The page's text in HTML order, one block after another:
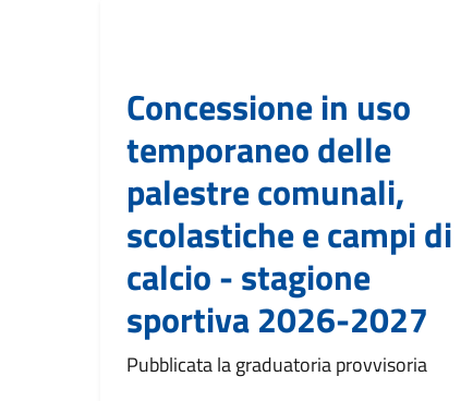
Concessione in uso
temporaneo delle
palestre comunali,
scolastiche e campi di
calcio - stagione
sportiva 2026-2027
Pubblicata la graduatoria provvisoria